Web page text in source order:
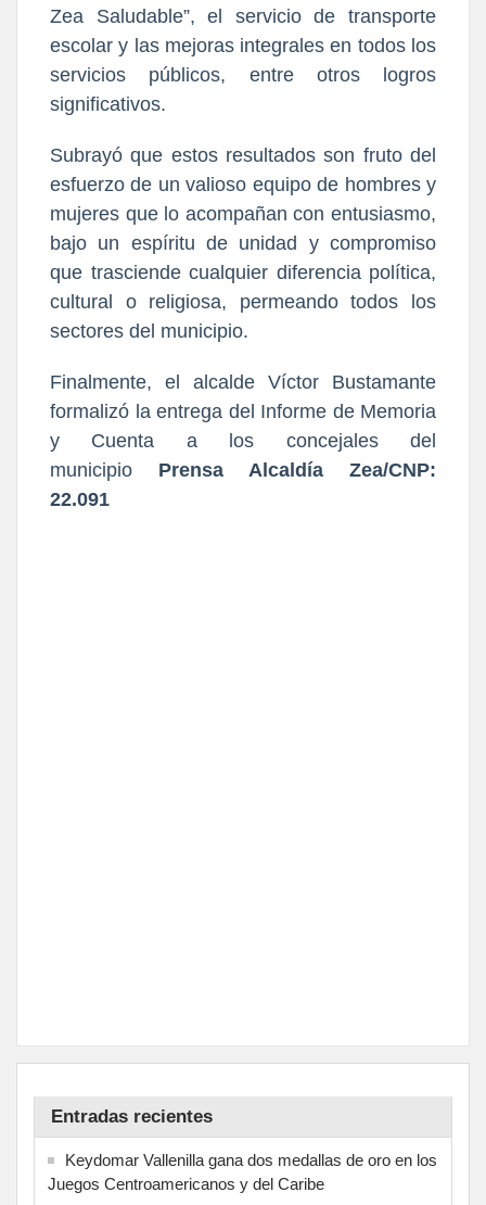
Zea Saludable”, el servicio de transporte
escolar y las mejoras integrales en todos los
servicios públicos, entre otros logros
significativos.
Subrayó que estos resultados son fruto del
esfuerzo de un valioso equipo de hombres y
mujeres que lo acompañan con entusiasmo,
bajo un espíritu de unidad y compromiso
que trasciende cualquier diferencia política,
cultural o religiosa, permeando todos los
sectores del municipio.
Finalmente, el alcalde Víctor Bustamante
formalizó la entrega del Informe de Memoria
y Cuenta a los concejales del
municipio
Prensa Alcaldía Zea/CNP:
22.091
Entradas recientes
Keydomar Vallenilla gana dos medallas de oro en los
Juegos Centroamericanos y del Caribe